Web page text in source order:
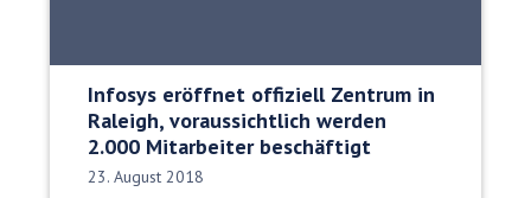
Infosys eröffnet offiziell Zentrum in
Raleigh, voraussichtlich werden
2.000 Mitarbeiter beschäftigt
Veröffentlichungsdatum:
23. August 2018